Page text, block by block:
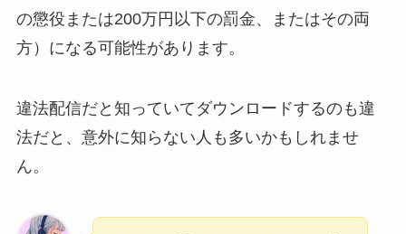
の懲役または200万円以下の罰金、またはその両
方）になる可能性があります。
違法配信だと知っていてダウンロードするのも違
法だと、意外に知らない人も多いかもしれませ
ん。